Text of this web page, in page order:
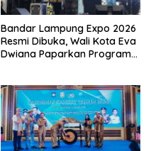
Bandar Lampung Expo 2026
Resmi Dibuka, Wali Kota Eva
Dwiana Paparkan Program
Lampung